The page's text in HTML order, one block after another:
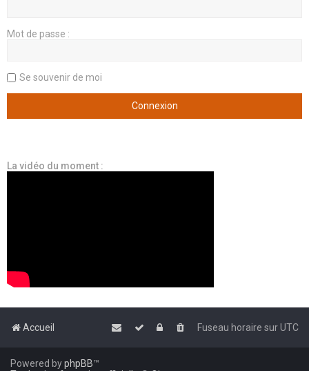
Mot de passe :
Se souvenir de moi
La vidéo du moment :
Accueil Fuseau horaire surUTC
Powered byphpBB™